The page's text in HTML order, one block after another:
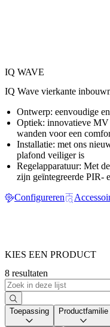
IQ WAVE
IQ Wave vierkante
Ontwerp: eenvoudige
Optiek: innovatieve MV
wanden voor een
Installatie: met ons
plafond veiliger is
Regelapparatuur: Met
zijn geïntegreerde PIR-
Configureren
KIES EEN PRODUCT
8 resultaten
Toepassing Productfamilie